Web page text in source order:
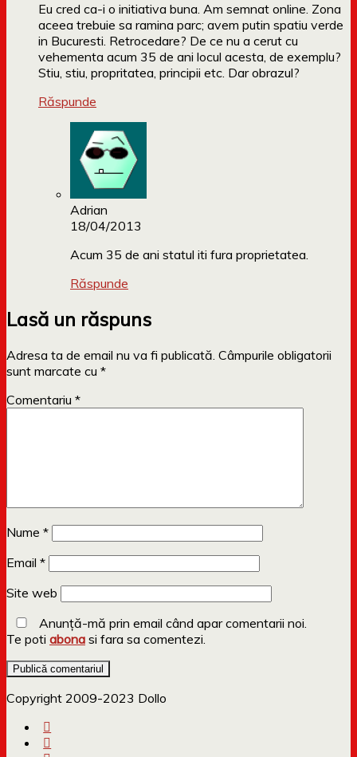
Eu cred ca-i o initiativa buna. Am semnat online. Zona
aceea trebuie sa ramina parc; avem putin spatiu verde
in Bucuresti. Retrocedare? De ce nu a cerut cu
vehementa acum 35 de ani locul acesta, de exemplu?
Stiu, stiu, propritatea, principii etc. Dar obrazul?
Răspunde
Adrian
18/04/2013
Acum 35 de ani statul iti fura proprietatea.
Răspunde
Lasă un răspuns
Adresa ta de email nu va fi publicată. Câmpurile obligatorii
sunt marcate cu *
Comentariu *
Nume *
Email *
Site web
Anunță-mă prin email când apar comentarii noi.
Te poti abona si fara sa comentezi.
Copyright 2009-2023 Dollo